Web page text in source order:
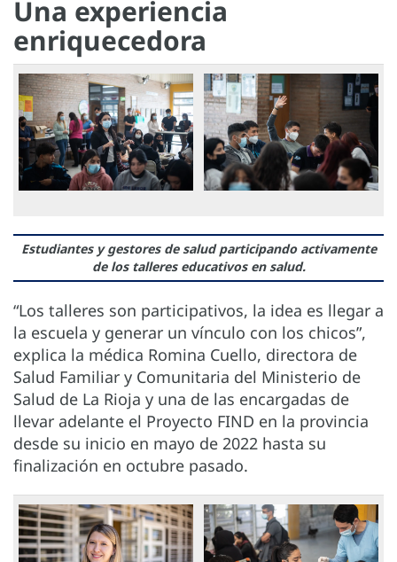
Una experiencia
enriquecedora
Estudiantes y gestores de salud participando activamente
de los talleres educativos en salud.
“Los talleres son participativos, la idea es llegar a
la escuela y generar un vínculo con los chicos”,
explica la médica Romina Cuello, directora de
Salud Familiar y Comunitaria del Ministerio de
Salud de La Rioja y una de las encargadas de
llevar adelante el Proyecto FIND en la provincia
desde su inicio en mayo de 2022 hasta su
finalización en octubre pasado.